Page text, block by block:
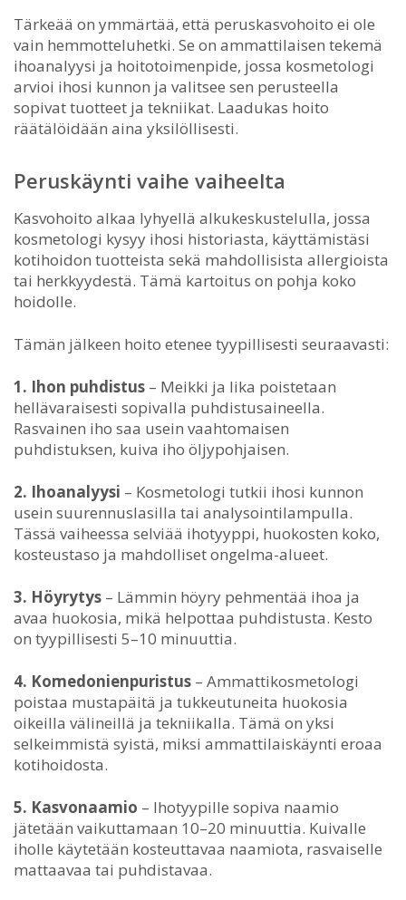
Tärkeää on ymmärtää, että peruskasvohoito ei ole
vain hemmotteluhetki. Se on ammattilaisen tekemä
ihoanalyysi ja hoitotoimenpide, jossa kosmetologi
arvioi ihosi kunnon ja valitsee sen perusteella
sopivat tuotteet ja tekniikat. Laadukas hoito
räätälöidään aina yksilöllisesti.
Peruskäynti vaihe vaiheelta
Kasvohoito alkaa lyhyellä alkukeskustelulla, jossa
kosmetologi kysyy ihosi historiasta, käyttämistäsi
kotihoidon tuotteista sekä mahdollisista allergioista
tai herkkyydestä. Tämä kartoitus on pohja koko
hoidolle.
Tämän jälkeen hoito etenee tyypillisesti seuraavasti:
1. Ihon puhdistus – Meikki ja lika poistetaan
hellävaraisesti sopivalla puhdistusaineella.
Rasvainen iho saa usein vaahtomaisen
puhdistuksen, kuiva iho öljypohjaisen.
2. Ihoanalyysi – Kosmetologi tutkii ihosi kunnon
usein suurennuslasilla tai analysointilampulla.
Tässä vaiheessa selviää ihotyyppi, huokosten koko,
kosteustaso ja mahdolliset ongelma-alueet.
3. Höyrytys – Lämmin höyry pehmentää ihoa ja
avaa huokosia, mikä helpottaa puhdistusta. Kesto
on tyypillisesti 5–10 minuuttia.
4. Komedonienpuristus – Ammattikosmetologi
poistaa mustapäitä ja tukkeutuneita huokosia
oikeilla välineillä ja tekniikalla. Tämä on yksi
selkeimmistä syistä, miksi ammattilaiskäynti eroaa
kotihoidosta.
5. Kasvonaamio – Ihotyypille sopiva naamio
jätetään vaikuttamaan 10–20 minuuttia. Kuivalle
iholle käytetään kosteuttavaa naamiota, rasvaiselle
mattaavaa tai puhdistavaa.